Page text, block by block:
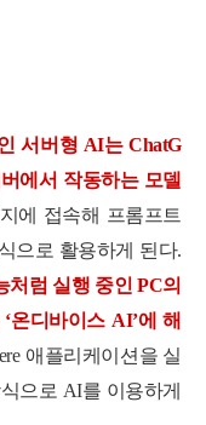
서버형 AI는 ChatG
에서 작동하는 모델
에 접속해 프롬프트
으로 활용하게 된다.
처럼 실행 중인 PC의
온디바이스 AI’에 해
애플리케이션을 실
으로 AI를 이용하게